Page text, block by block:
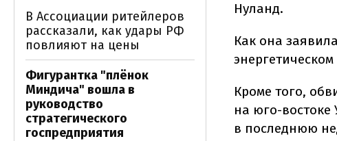
Нуланд.
Как она
Кроме того,
на юго-
в последнюю
В Ассоциации ритейлеров
рассказали, как удары РФ
повлияют на цены
Фигурантка "плёнок
Миндича" вошла в
руководство
стратегического
госпредприятия